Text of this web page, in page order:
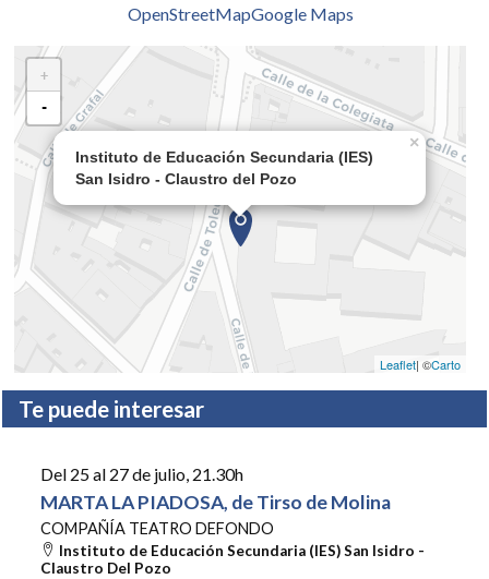
×
Instituto de Educación Secundaria (IES)
San Isidro - Claustro del Pozo
+
-
Leaflet| ©Carto
OpenStreetMapGoogle Maps
Te puede interesar
Del 25 al 27 de julio, 21.30h
MARTA LA PIADOSA, de Tirso de Molina
COMPAÑÍA TEATRO DEFONDO
Instituto de Educación Secundaria (IES) San Isidro -
Claustro Del Pozo